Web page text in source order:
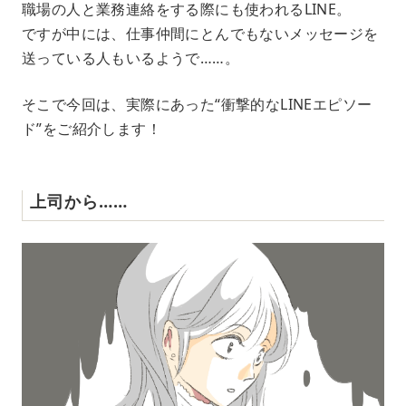
u
t
職場の人と業務連絡をする際にも使われるLINE。
ですが中には、仕事仲間にとんでもないメッセージを
送っている人もいるようで……。
そこで今回は、実際にあった“衝撃的なLINEエピソー
ド”をご紹介します！
上司から……